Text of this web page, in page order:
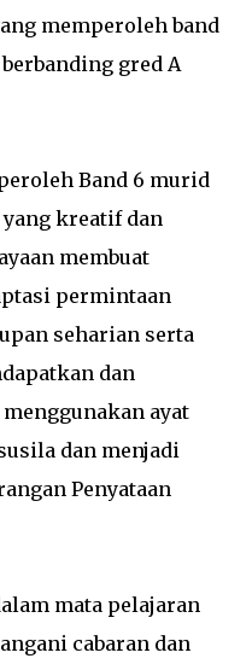
memperoleh band
gred A
Band 6 murid
kreatif dan
membuat
permintaan
seharian serta
dan
ayat
dan menjadi
Penyataan
mata pelajaran
cabaran dan